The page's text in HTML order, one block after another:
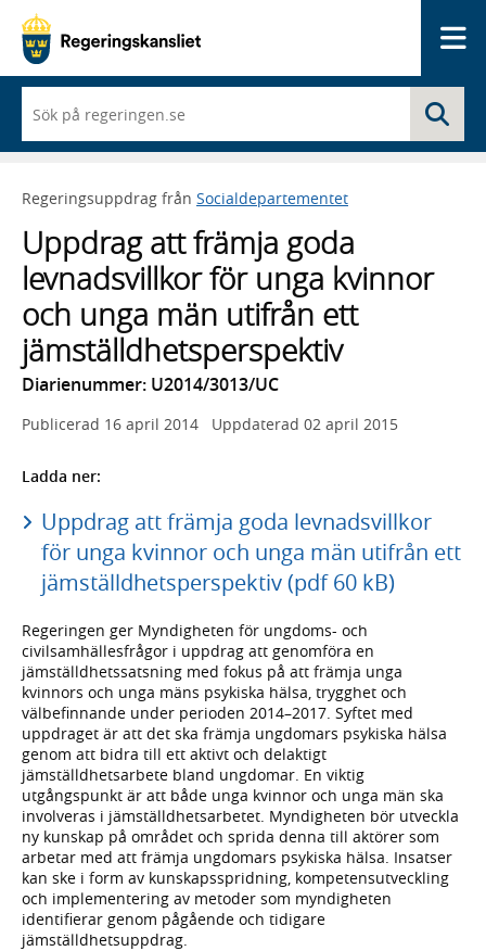
du
börjar
skriva
framträder
lista
med
sökförslag
Regeringsuppdrag från Socialdepartementet
Uppdrag att främja goda
levnadsvillkor för unga kvinnor
och unga män utifrån ett
jämställdhetsperspektiv
Diarienummer: U2014/3013/UC
Publicerad 16 april 2014 Uppdaterad 02 april 2015
Ladda ner:
Uppdrag att främja goda levnadsvillkor
för unga kvinnor och unga män utifrån ett
jämställdhetsperspektiv (pdf 60 kB)
Regeringen ger Myndigheten för ungdoms- och
civilsamhällesfrågor i uppdrag att genomföra en
jämställdhetssatsning med fokus på att främja unga
kvinnors och unga mäns psykiska hälsa, trygghet och
välbefinnande under perioden 2014–2017. Syftet med
uppdraget är att det ska främja ungdomars psykiska hälsa
genom att bidra till ett aktivt och delaktigt
jämställdhetsarbete bland ungdomar. En viktig
utgångspunkt är att både unga kvinnor och unga män ska
involveras i jämställdhetsarbetet. Myndigheten bör utveckla
ny kunskap på området och sprida denna till aktörer som
arbetar med att främja ungdomars psykiska hälsa. Insatser
kan ske i form av kunskapsspridning, kompetensutveckling
och implementering av metoder som myndigheten
identifierar genom pågående och tidigare
jämställdhetsuppdrag.